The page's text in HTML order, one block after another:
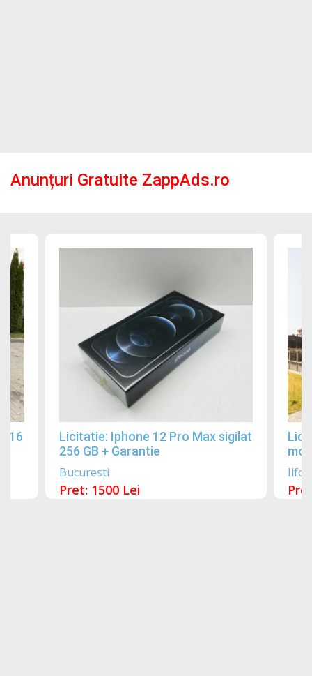
Anunțuri Gratuite ZappAds.ro
Licitatie: Iphone 12 Pro Max sigilat
256 GB + Garantie
Bucuresti
Pret: 1500 Lei
Ilfov